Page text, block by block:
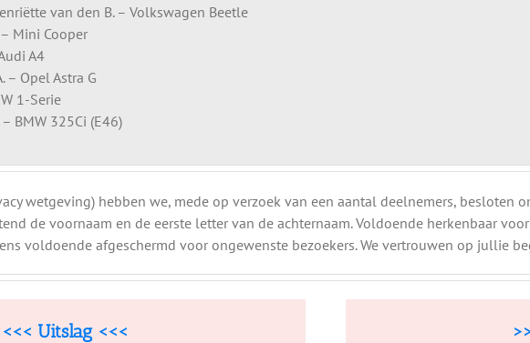
van den B. – Volkswagen Beetle
Mini Cooper
A4
– Opel Astra G
1-Serie
BMW 325Ci (E46)
wetgeving) hebben we, mede op verzoek van een aantal deelnemers, besloten
de voornaam en de eerste letter van de achternaam. Voldoende herkenbaar
voldoende afgeschermd voor ongewenste bezoekers. We vertrouwen op jullie
<<< Uitslag <<<